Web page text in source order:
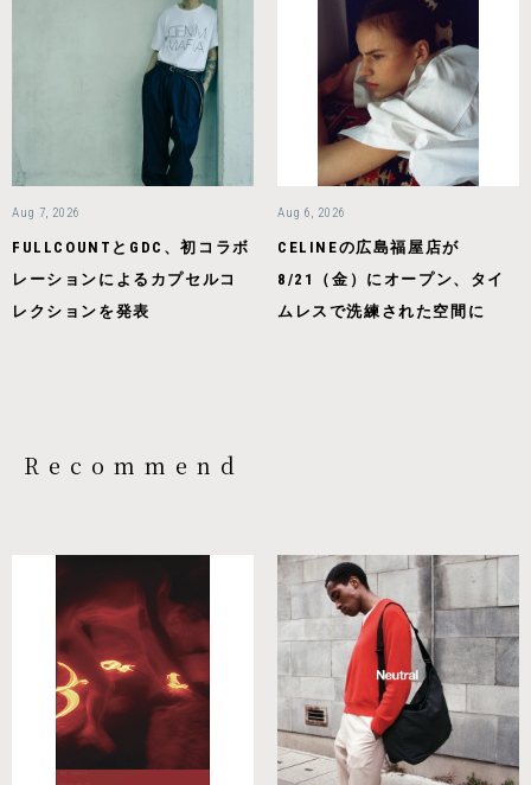
Aug 7, 2026
FULLCOUNTとGDC、初コラボ
レーションによるカプセルコ
レクションを発表
Aug 6, 2026
CELINEの広島福屋店が
8/21（金）にオープン、タイ
ムレスで洗練された空間に
Recommend